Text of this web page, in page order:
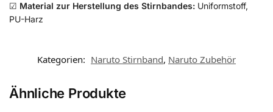
☑ Material zur Herstellung des Stirnbandes: Uniformstoff,
PU-Harz
Kategorien: Naruto Stirnband, Naruto Zubehör​
Ähnliche Produkte